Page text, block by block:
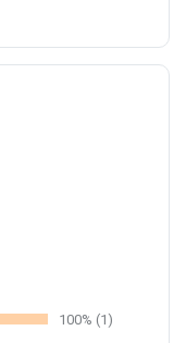
100% (1)